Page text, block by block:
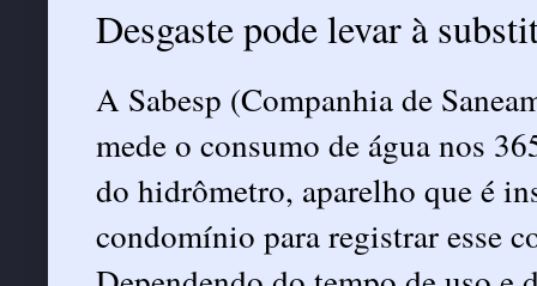
Desgaste pode levar à
A Sabesp (Companhia de
mede o consumo de água nos
do hidrômetro, aparelho que é
condomínio para registrar esse